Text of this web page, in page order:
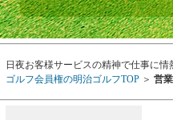
日夜お客様サービスの精神で仕事に
ゴルフ会員権の明治ゴルフTOP ＞ 営